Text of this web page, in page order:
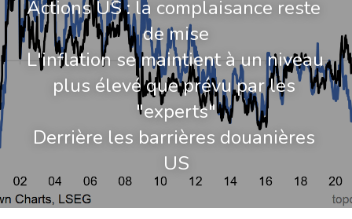
Actions US : la complaisance reste
de mise
L'inflation se maintient à un niveau
plus élevé que prévu par les
"experts"
Derrière les barrières douanières
US